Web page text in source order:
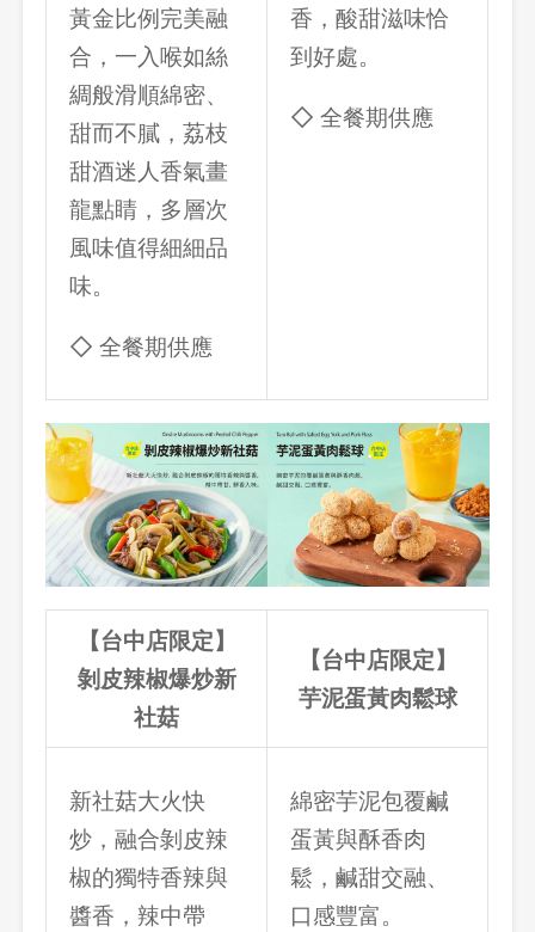
黃金比例完美融
合，一入喉如絲
綢般滑順綿密、
甜而不膩，荔枝
甜酒迷人香氣畫
龍點睛，多層次
風味值得細細品
味。
◇ 全餐期供應
香，酸甜滋味恰
到好處。
◇ 全餐期供應
【台中店限定】
剝皮辣椒爆炒新
社菇
【台中店限定】
芋泥蛋黃肉鬆球
新社菇大火快
炒，融合剝皮辣
椒的獨特香辣與
醬香，辣中帶
綿密芋泥包覆鹹
蛋黃與酥香肉
鬆，鹹甜交融、
口感豐富。